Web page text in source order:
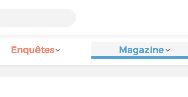
Enquêtes Magazine